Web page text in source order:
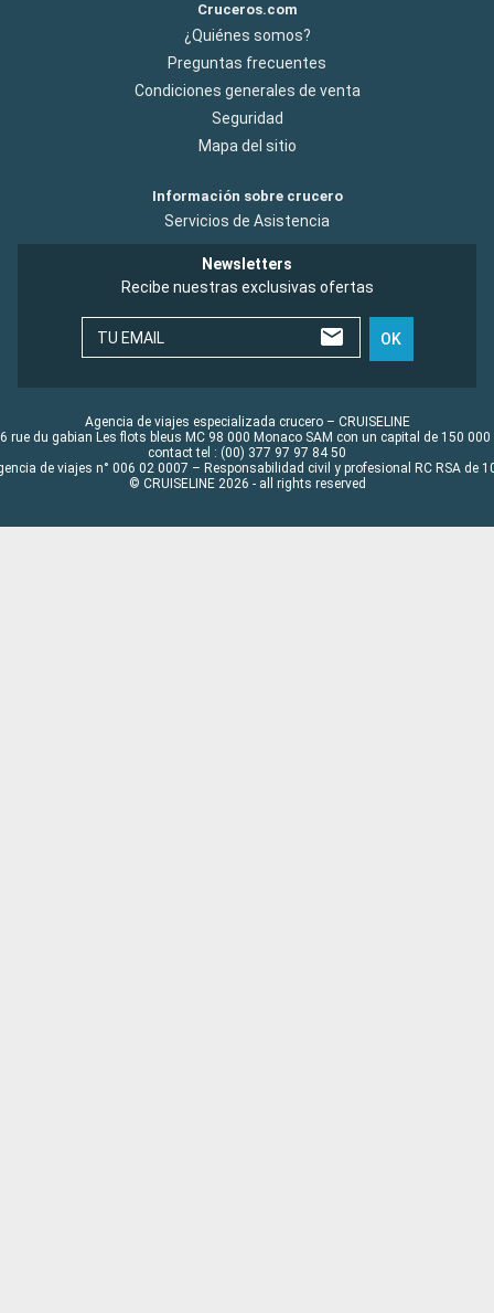
Cruceros.com
¿Quiénes somos?
Preguntas frecuentes
Condiciones generales de venta
Seguridad
Mapa del sitio
Información sobre crucero
Servicios de Asistencia
Newsletters
Recibe nuestras exclusivas ofertas
TU EMAIL OK
Agencia de viajes especializada crucero – CRUISELINE
rue du gabian Les flots bleus MC 98 000 Monaco SAM con un capital de 150 000
contact tel : (00) 377 97 97 84 50
de viajes n° 006 02 0007 – Responsabilidad civil y profesional RC RSA de
© CRUISELINE 2026 - all rights reserved